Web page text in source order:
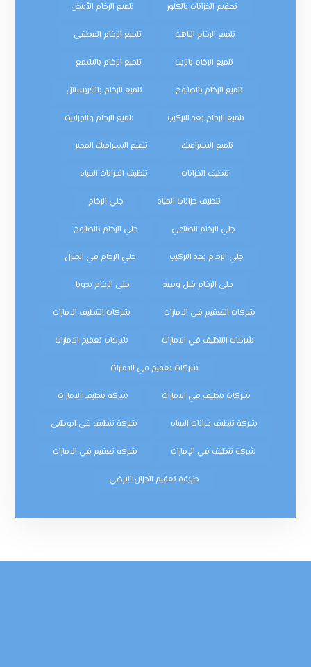
تعقيم الخزانات بالكلور تلميع الرخام الأبيض
تلميع الرخام الباهت تلميع الرخام المطفي
تلميع الرخام بالزيت تلميع الرخام بالشمع
تلميع الرخام بالصاروخ تلميع الرخام بالكريستال
تلميع الرخام بعد التركيب تلميع الرخام والجرانيت
تلميع السيراميك تلميع السيراميك المجير
تنظيف الخزانات تنظيف الخزانات المياه
تنظيف خزانات المياه جلي الرخام
جلي الرخام الصناعي جلي الرخام بالصاروخ
جلي الرخام بعد التركيب جلي الرخام في المنزل
جلي الرخام قبل وبعد جلي الرخام يدويا
شركات التعقيم في الامارات شركات التنظيف الامارات
شركات التنظيف في الامارات شركات تعقيم الامارات
شركات تعقيم في الامارات
شركات تنظيف في الامارات شركة تنظيف الامارات
شركة تنظيف خزانات المياه شركة تنظيف في ابوظبي
شركة تنظيف في الإمارات شركه تعقيم في الامارات
طريقة تعقيم الخزان الارضي